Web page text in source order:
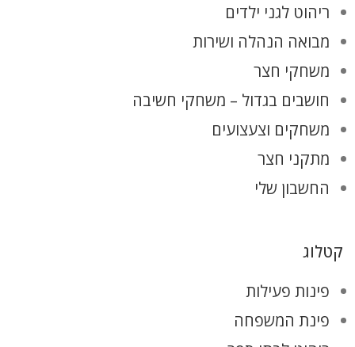
ריהוט לגני ילדים
מבואה הנהלה ושירות
משחקי חצר
חושבים בגדול – משחקי חשיבה
משחקים וצעצועים
מתקני חצר
החשבון שלי
קטלוג
פינות פעילות
פינת המשפחה